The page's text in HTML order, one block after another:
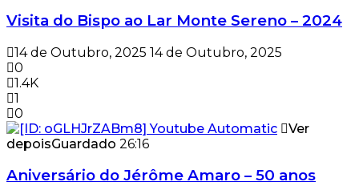
Visita do Bispo ao Lar Monte Sereno – 2024
14 de Outubro, 2025 14 de Outubro, 2025
0
1.4K
1
0
Ver
depoisGuardado 26:16
Aniversário do Jérôme Amaro – 50 anos